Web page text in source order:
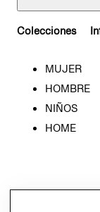
Colecciones
MUJER
HOMBRE
NIÑOS
HOME